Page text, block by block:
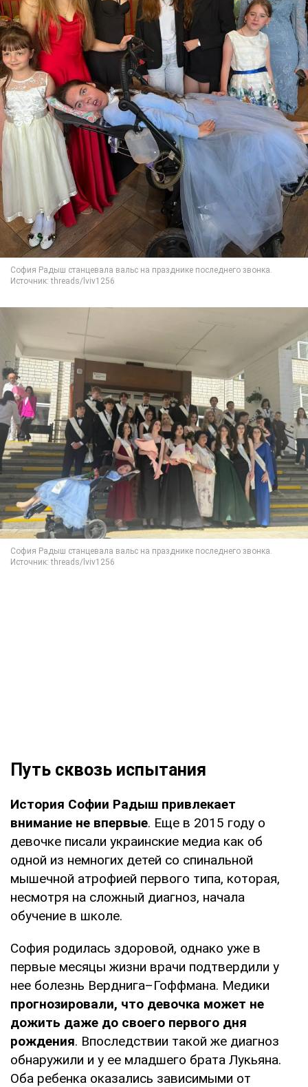
Путь сквозь испытания
История Софии Радыш привлекает
внимание не впервые. Еще в 2015 году о
девочке писали украинские медиа как об
одной из немногих детей со спинальной
мышечной атрофией первого типа, которая,
несмотря на сложный диагноз, начала
обучение в школе.
София родилась здоровой, однако уже в
первые месяцы жизни врачи подтвердили у
нее болезнь Верднига–Гоффмана. Медики
прогнозировали, что девочка может не
дожить даже до своего первого дня
рождения. Впоследствии такой же диагноз
обнаружили и у ее младшего брата Лукьяна.
Оба ребенка оказались зависимыми от